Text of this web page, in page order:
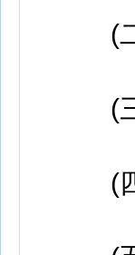
(二)
(三)
(四)